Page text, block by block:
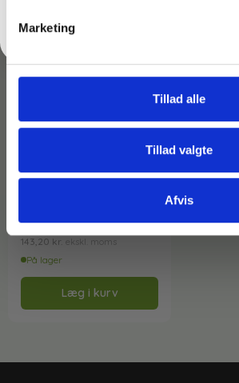
Marketing
Tillad alle
Tillad valgte
Afvis
179,00kr.
143,20 kr. ekskl. moms
På lager
Læg i kurv